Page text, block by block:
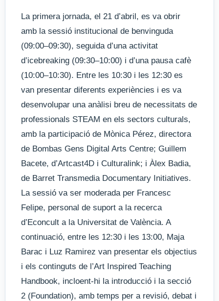
La primera jornada, el 21 d’abril, es va obrir
amb la sessió institucional de benvinguda
(09:00–09:30), seguida d’una activitat
d’icebreaking (09:30–10:00) i d’una pausa cafè
(10:00–10:30). Entre les 10:30 i les 12:30 es
van presentar diferents experiències i es va
desenvolupar una anàlisi breu de necessitats de
professionals STEAM en els sectors culturals,
amb la participació de Mònica Pérez, directora
de Bombas Gens Digital Arts Centre; Guillem
Bacete, d’Artcast4D i Culturalink; i Àlex Badia,
de Barret Transmedia Documentary Initiatives.
La sessió va ser moderada per Francesc
Felipe, personal de suport a la recerca
d’Econcult a la Universitat de València. A
continuació, entre les 12:30 i les 13:00, Maja
Barac i Luz Ramirez van presentar els objectius
i els continguts de l’Art Inspired Teaching
Handbook, incloent-hi la introducció i la secció
2 (Foundation), amb temps per a revisió, debat i